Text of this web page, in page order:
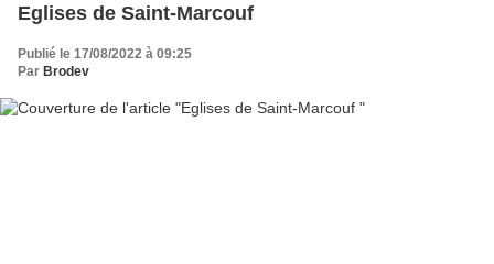
Eglises de Saint-Marcouf
Publié le 17/08/2022 à 09:25
Par Brodev